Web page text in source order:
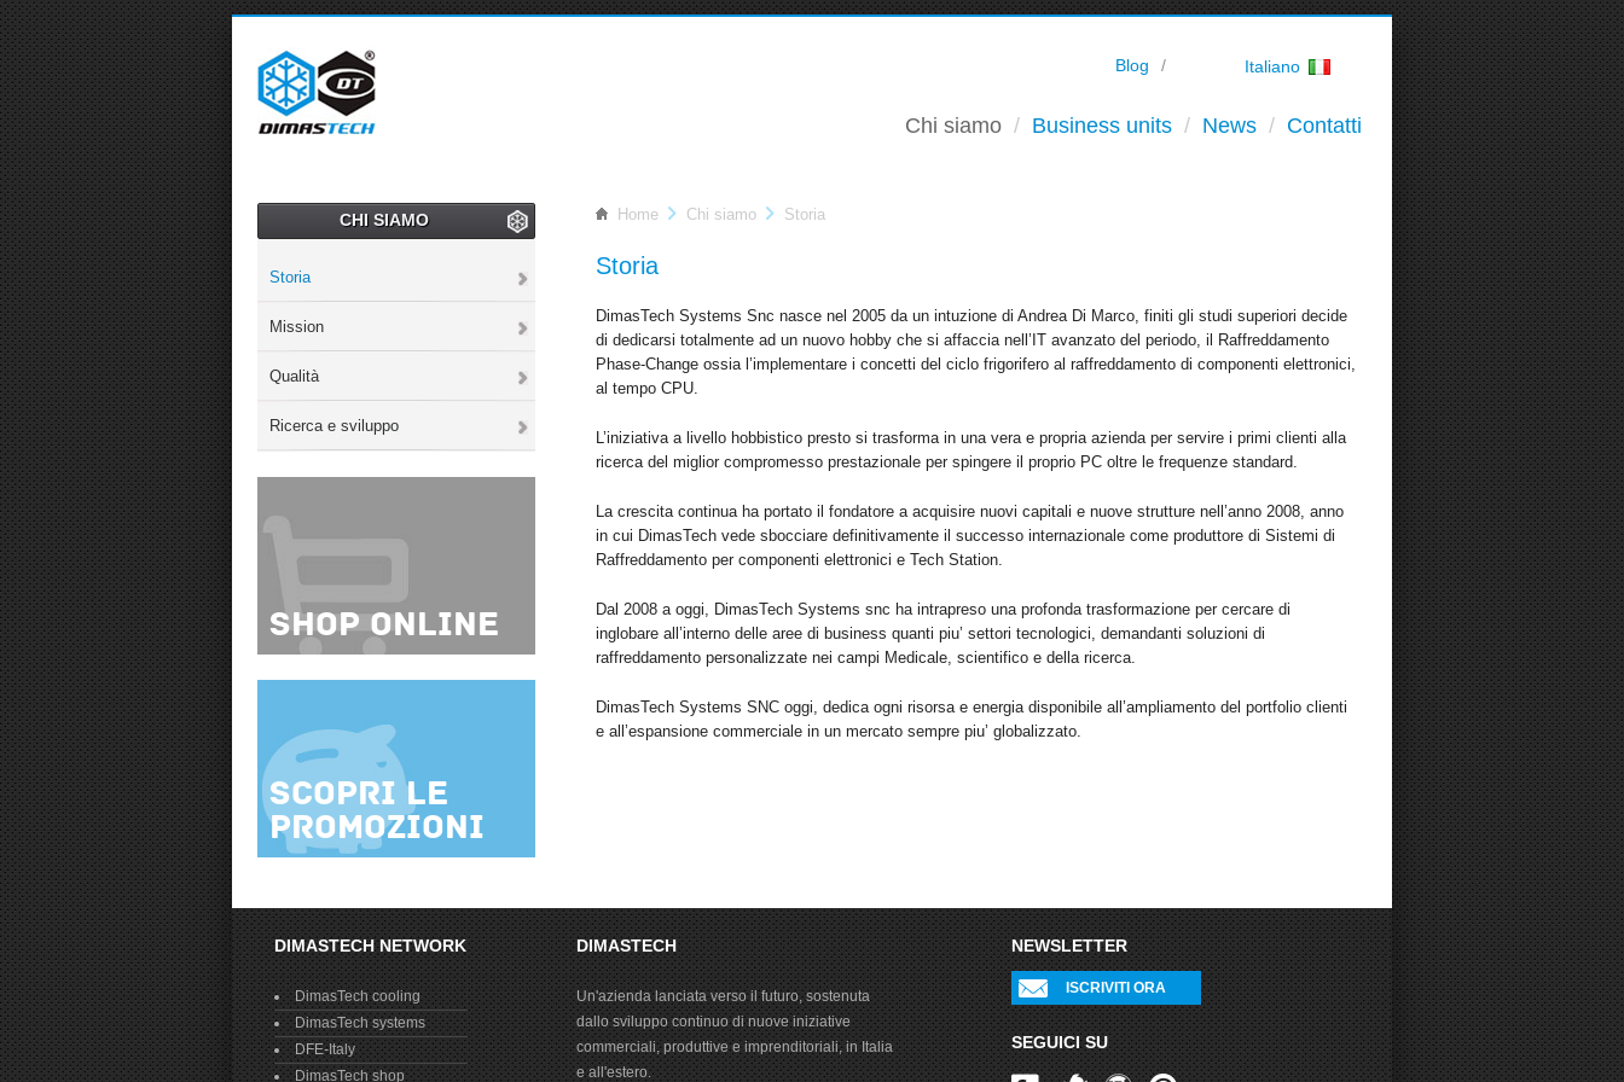
Chi siamo Business units News Contatti
Blog Italiano
CHI SIAMO
Storia
Mission
Qualità
Ricerca e sviluppo
Shop online
Scopri le
promozioni
Home Chi siamo Storia
Storia
DimasTech Systems Snc nasce nel 2005 da un intuzione di Andrea Di Marco, finiti gli studi superiori decide
di dedicarsi totalmente ad un nuovo hobby che si affaccia nell’IT avanzato del periodo, il Raffreddamento
Phase-Change ossia l’implementare i concetti del ciclo frigorifero al raffreddamento di componenti elettronici,
al tempo CPU.
L’iniziativa a livello hobbistico presto si trasforma in una vera e propria azienda per servire i primi clienti alla
ricerca del miglior compromesso prestazionale per spingere il proprio PC oltre le frequenze standard.
La crescita continua ha portato il fondatore a acquisire nuovi capitali e nuove strutture nell’anno 2008, anno
in cui DimasTech vede sbocciare definitivamente il successo internazionale come produttore di Sistemi di
Raffreddamento per componenti elettronici e Tech Station.
Dal 2008 a oggi, DimasTech Systems snc ha intrapreso una profonda trasformazione per cercare di
inglobare all’interno delle aree di business quanti piu’ settori tecnologici, demandanti soluzioni di
raffreddamento personalizzate nei campi Medicale, scientifico e della ricerca.
DimasTech Systems SNC oggi, dedica ogni risorsa e energia disponibile all’ampliamento del portfolio clienti
e all’espansione commerciale in un mercato sempre piu’ globalizzato.
DIMASTECH NETWORK
DimasTech cooling
DimasTech systems
DFE-Italy
DimasTech shop
DIMASTECH
Un'azienda lanciata verso il futuro, sostenuta
dallo sviluppo continuo di nuove iniziative
commerciali, produttive e imprenditoriali, in Italia
e all'estero.
NEWSLETTER
ISCRIVITI ORA
SEGUICI SU